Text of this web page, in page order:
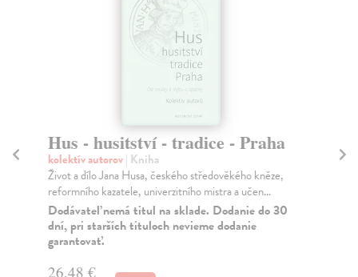
Hus - husitství - tradice - Praha
kolektív autorov| Kniha
Život a dílo Jana Husa, českého středověkého kněze,
reformního kazatele, univerzitního mistra a učen...
Dodávateľ nemá titul na sklade. Dodanie do 30
dní, pri starších tituloch nevieme dodanie
garantovať.
26,48 €